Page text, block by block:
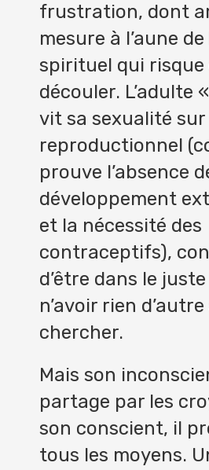
frustration, dont
mesure à l’aune de
spirituel qui risque
découler. L’adulte
vit sa sexualité sur
reproductionnel
prouve l’absence
développement
et la nécessité des
contraceptifs),
d’être dans le
n’avoir rien d’autre
chercher.
Mais son
partage par les
son conscient, il
tous les moyens.